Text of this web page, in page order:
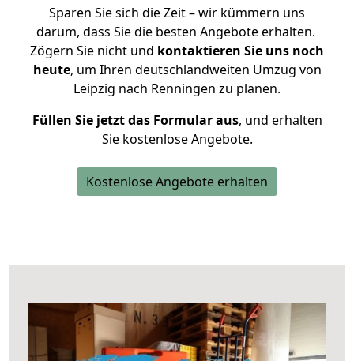
Sparen Sie sich die Zeit – wir kümmern uns
darum, dass Sie die besten Angebote erhalten.
Zögern Sie nicht und kontaktieren Sie uns noch
heute, um Ihren deutschlandweiten Umzug von
Leipzig nach Renningen zu planen.
Füllen Sie jetzt das Formular aus, und erhalten
Sie kostenlose Angebote.
Kostenlose Angebote erhalten